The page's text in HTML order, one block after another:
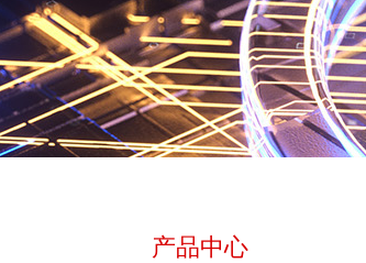
产品中心